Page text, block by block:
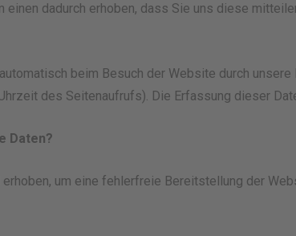
einen dadurch erhoben, dass Sie uns diese
beim Besuch der Website durch
des Seitenaufrufs). Die Erfassung dieser
Daten?
erhoben, um eine fehlerfreie Bereitstellung der